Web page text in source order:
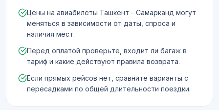
Цены на авиабилеты Ташкент - Самарканд могут
меняться в зависимости от даты, спроса и
наличия мест.
Перед оплатой проверьте, входит ли багаж в
тариф и какие действуют правила возврата.
Если прямых рейсов нет, сравните варианты с
пересадками по общей длительности поездки.